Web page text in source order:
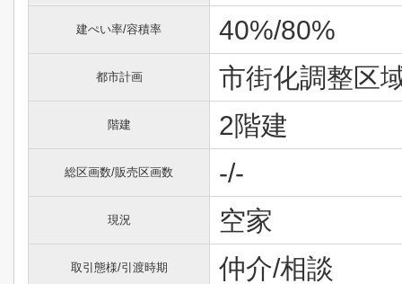
建ぺい率/容積率 40%/80%
都市計画 市街化調整区
階建 2階建
総区画数/販売区画数 -/-
現況 空家
取引態様/引渡時期 仲介/相談